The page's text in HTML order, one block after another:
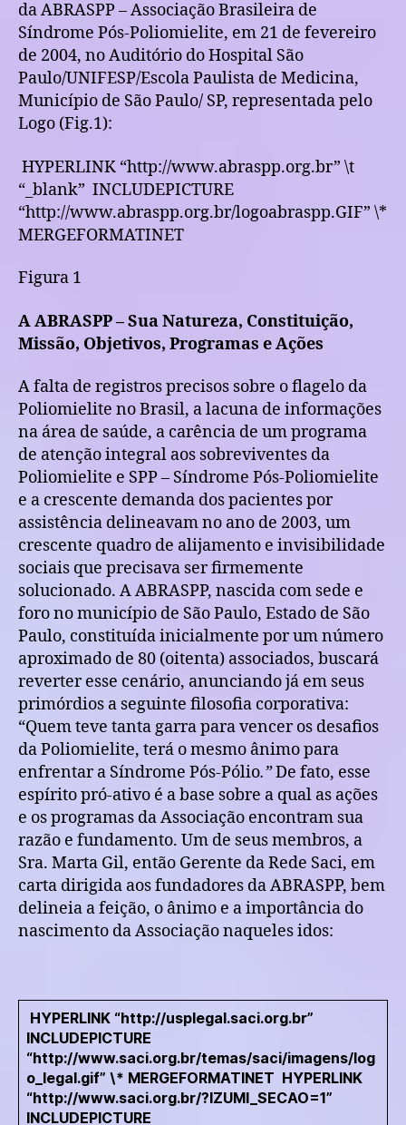
da ABRASPP – Associação Brasileira de
Síndrome Pós-Poliomielite, em 21 de fevereiro
de 2004, no Auditório do Hospital São
Paulo/UNIFESP/Escola Paulista de Medicina,
Município de São Paulo/ SP, representada pelo
Logo (Fig.1):
HYPERLINK “http://www.abraspp.org.br” \t
“_blank” INCLUDEPICTURE
“http://www.abraspp.org.br/logoabraspp.GIF” \*
MERGEFORMATINET
Figura 1
A ABRASPP – Sua Natureza, Constituição,
Missão, Objetivos, Programas e Ações
A falta de registros precisos sobre o flagelo da
Poliomielite no Brasil, a lacuna de informações
na área de saúde, a carência de um programa
de atenção integral aos sobreviventes da
Poliomielite e SPP – Síndrome Pós-Poliomielite
e a crescente demanda dos pacientes por
assistência delineavam no ano de 2003, um
crescente quadro de alijamento e invisibilidade
sociais que precisava ser firmemente
solucionado. A ABRASPP, nascida com sede e
foro no município de São Paulo, Estado de São
Paulo, constituída inicialmente por um número
aproximado de 80 (oitenta) associados, buscará
reverter esse cenário, anunciando já em seus
primórdios a seguinte filosofia corporativa:
“Quem teve tanta garra para vencer os desafios
da Poliomielite, terá o mesmo ânimo para
enfrentar a Síndrome Pós-Pólio.”De fato, esse
espírito pró-ativo é a base sobre a qual as ações
e os programas da Associação encontram sua
razão e fundamento. Um de seus membros, a
Sra. Marta Gil, então Gerente da Rede Saci, em
carta dirigida aos fundadores da ABRASPP, bem
delineia a feição, o ânimo e a importância do
nascimento da Associação naqueles idos:
HYPERLINK “http://usplegal.saci.org.br”
INCLUDEPICTURE
“http://www.saci.org.br/temas/saci/imagens/log
o_legal.gif” \* MERGEFORMATINET HYPERLINK
“http://www.saci.org.br/?IZUMI_SECAO=1”
INCLUDEPICTURE